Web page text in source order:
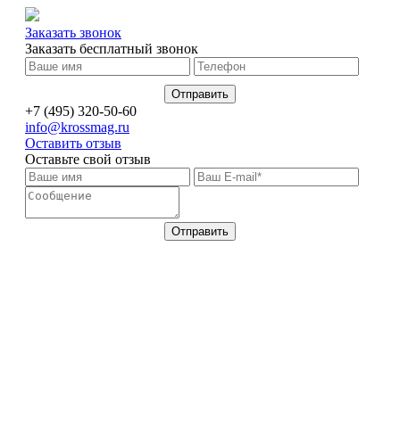
Заказать звонок
Заказать бесплатный звонок
+7 (495) 320-50-60
info@krossmag.ru
Оставить отзыв
Оставьте свой отзыв